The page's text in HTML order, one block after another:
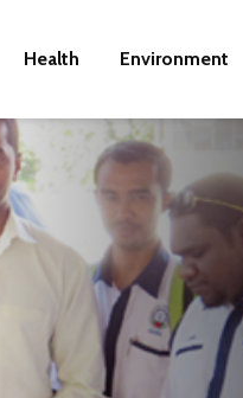
Health Environment